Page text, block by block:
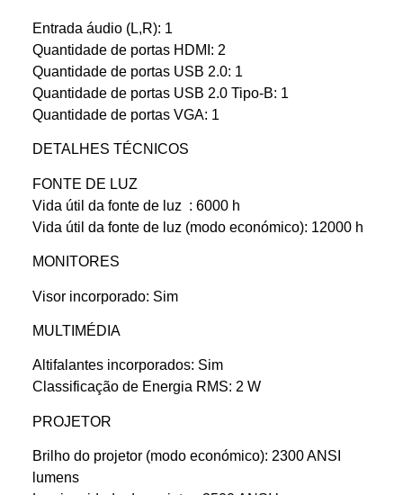
Entrada áudio (L,R): 1
Quantidade de portas HDMI: 2
Quantidade de portas USB 2.0: 1
Quantidade de portas USB 2.0 Tipo-B: 1
Quantidade de portas VGA: 1
DETALHES TÉCNICOS
FONTE DE LUZ
Vida útil da fonte de luz : 6000 h
Vida útil da fonte de luz (modo económico): 12000 h
MONITORES
Visor incorporado: Sim
MULTIMÉDIA
Altifalantes incorporados: Sim
Classificação de Energia RMS: 2 W
PROJETOR
Brilho do projetor (modo económico): 2300 ANSI
lumens